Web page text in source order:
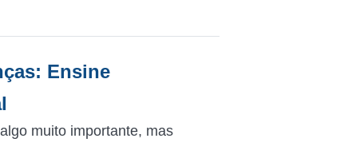
Ensine
muito importante, mas